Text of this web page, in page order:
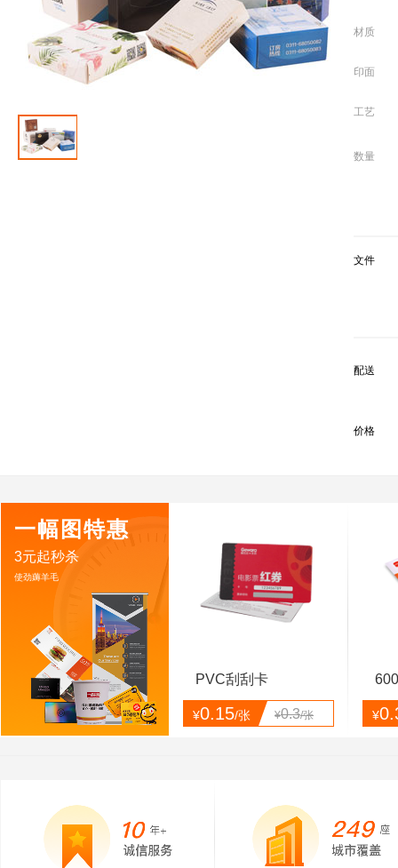
材质
印面
工艺
数量
文件
配送
价格
一幅图特惠
3元起秒杀
使劲薅羊毛
PVC刮刮卡
¥0.15/张 ¥0.3/张 ¥